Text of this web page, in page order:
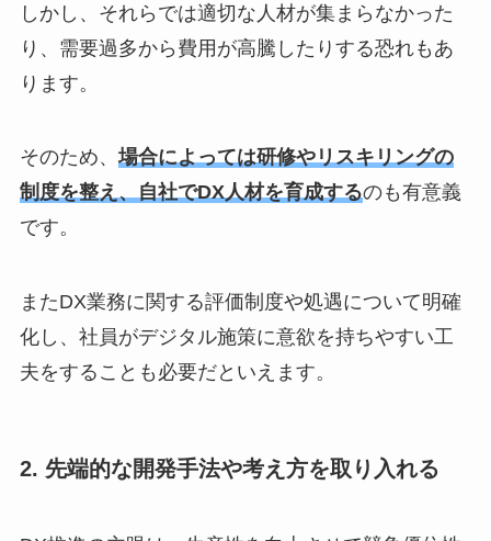
しかし、それらでは適切な人材が集まらなかった
り、需要過多から費用が高騰したりする恐れもあ
ります。
そのため、場合によっては研修やリスキリングの
制度を整え、自社でDX人材を育成するのも有意義
です。
またDX業務に関する評価制度や処遇について明確
化し、社員がデジタル施策に意欲を持ちやすい工
夫をすることも必要だといえます。
2. 先端的な開発手法や考え方を取り入れる